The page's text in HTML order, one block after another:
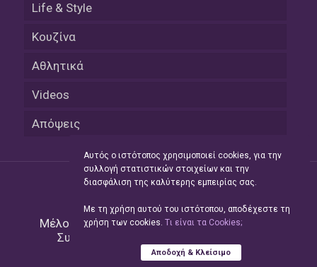
Life & Style
Κουζίνα
Αθλητικά
Videos
Απόψεις
Μέλος του Δικτύου τηςHellas Press Media
Συντήρηση και Ανάπτυξη
Αυτός ο ιστότοπος χρησιμοποιεί cookies, για την
συλλογή στατιστικών στοιχείων και την
διασφάλιση της καλύτερης εμπειρίας σας.
Με τη χρήση αυτού του ιστότοπου, αποδέχεστε τη
χρήση των cookies. Tι είναι τα Cookies;
Αποδοχή & Κλείσιμο